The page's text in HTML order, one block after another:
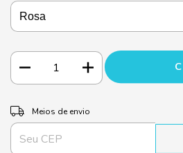
Entregas para o CEP:
Meios de envio